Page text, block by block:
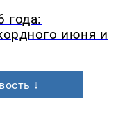
года:
июня и
↓